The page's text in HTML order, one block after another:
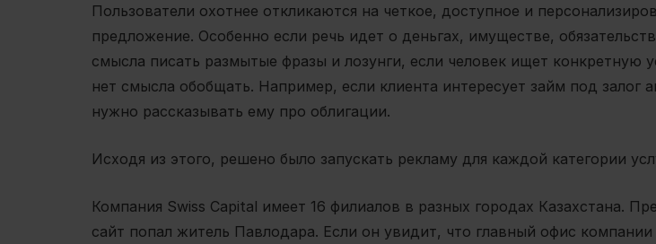
Пользователи охотнее откликаются на четкое, доступное и
предложение. Особенно если речь идет о деньгах, имуществе,
смысла писать размытые фразы и лозунги, если человек ищет конкретную
нет смысла обобщать. Например, если клиента интересует займ под залог
нужно рассказывать ему про облигации.
Исходя из этого, решено было запускать рекламу для каждой категории
Компания Swiss Capital имеет 16 филиалов в разных городах Казахстана.
сайт попал житель Павлодара. Если он увидит, что главный офис компании